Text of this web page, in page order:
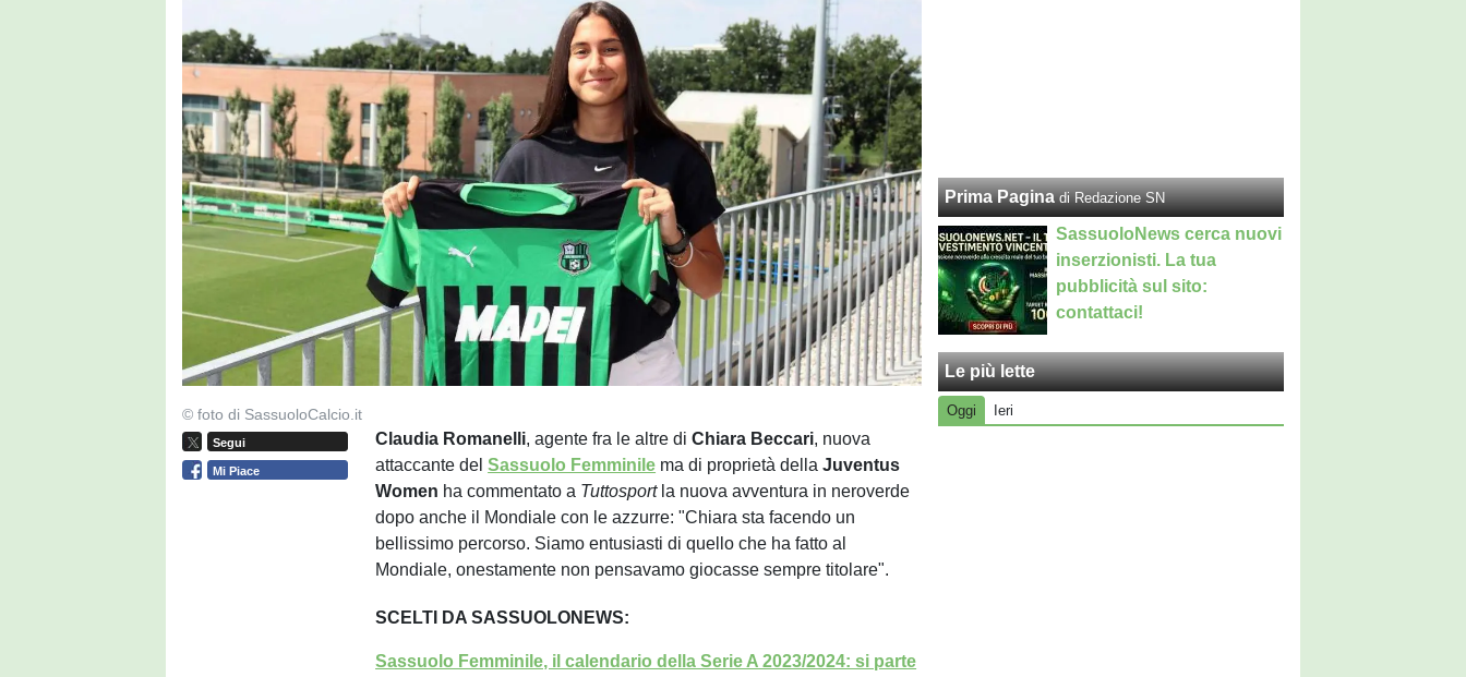
© foto di SassuoloCalcio.it
Segui
Mi Piace
Claudia Romanelli, agente fra le altre diChiara Beccari, nuova
attaccante delSassuolo Femminile ma di proprietà dellaJuventus
Women ha commentato a Tuttosportla nuova avventura in neroverde
dopo anche il Mondiale con le azzurre: "Chiara sta facendo un
bellissimo percorso. Siamo entusiasti di quello che ha fatto al
Mondiale, onestamente non pensavamo giocasse sempre titolare".
SCELTI DA SASSUOLONEWS:
Sassuolo Femminile, il calendario della Serie A 2023/2024: si parte
Prima Pagina di Redazione SN
SassuoloNews cerca nuovi
inserzionisti. La tua
pubblicità sul sito:
contattaci!
Le più lette
Oggi Ieri